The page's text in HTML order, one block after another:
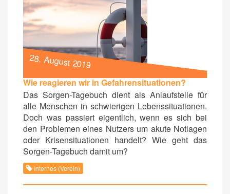
28. August 2019
Wie reagieren wir in Gefahrensituationen?
Das Sorgen-Tagebuch dient als Anlaufstelle für
alle Menschen in schwierigen Lebenssituationen.
Doch was passiert eigentlich, wenn es sich bei
den Problemen eines Nutzers um akute Notlagen
oder Krisensituationen handelt? Wie geht das
Sorgen-Tagebuch damit um?
Internes (Verein)